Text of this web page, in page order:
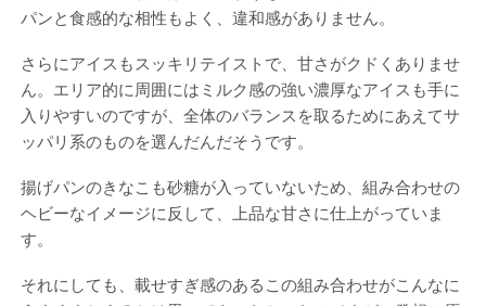
パンと食感的な相性もよく、違和感がありません。
さらにアイスもスッキリテイストで、甘さがクドくありませ
ん。エリア的に周囲にはミルク感の強い濃厚なアイスも手に
入りやすいのですが、全体のバランスを取るためにあえてサ
ッパリ系のものを選んだんだそうです。
揚げパンのきなこも砂糖が入っていないため、組み合わせの
ヘビーなイメージに反して、上品な甘さに仕上がっていま
す。
それにしても、載せすぎ感のあるこの組み合わせがこんなに